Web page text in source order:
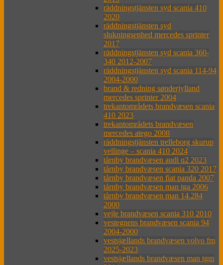
räddningstjänsten syd scania 410
2020
räddningstjänsten syd
slukningsenhed mercedes sprinter
2017
räddningstjänsten syd scania 360-
340 2012-2007
räddningstjänsten syd scania 114-94
2004-2000
brand & redning sønderjylland
mercedes sprinter 2004
trekantområdets brandvæsen scania
410 2023
trekantområdets brandvæsen
mercedes atego 2008
räddningstjänsten trelleborg skurup
vellinge – scania 410 2024
tårnby brandvæsen audi q2 2023
tårnby brandvæsen scania 320 2017
tårnby brandvæsen fiat panda 2007
tårnby brandvæsen man tga 2006
tårnby brandvæsen man 14.284
2000
vejle brandvæsen scania 310 2010
vestegnens brandvæsen scania 94
2004-2000
vestsjællands brandvæsen volvo fm
2025-2023
vestsjællands brandvæsen man tgm